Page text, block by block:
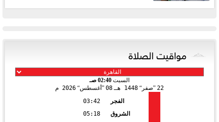
مواقيت الصلاة
السبت 02:40 صـ
22 صفر 1448 هـ 08 أغسطس 2026 م
الفجر
03:42
الشروق
05:18